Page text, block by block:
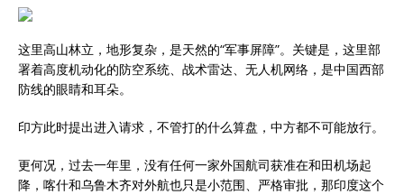
这里高山林立，地形复杂，是天然的“军事屏障”。关键是，这里部
署着高度机动化的防空系统、战术雷达、无人机网络，是中国西部
防线的眼睛和耳朵。
印方此时提出进入请求，不管打的什么算盘，中方都不可能放行。
更何况，过去一年里，没有任何一家外国航司获准在和田机场起
降，喀什和乌鲁木齐对外航也只是小范围、严格审批，那印度这个